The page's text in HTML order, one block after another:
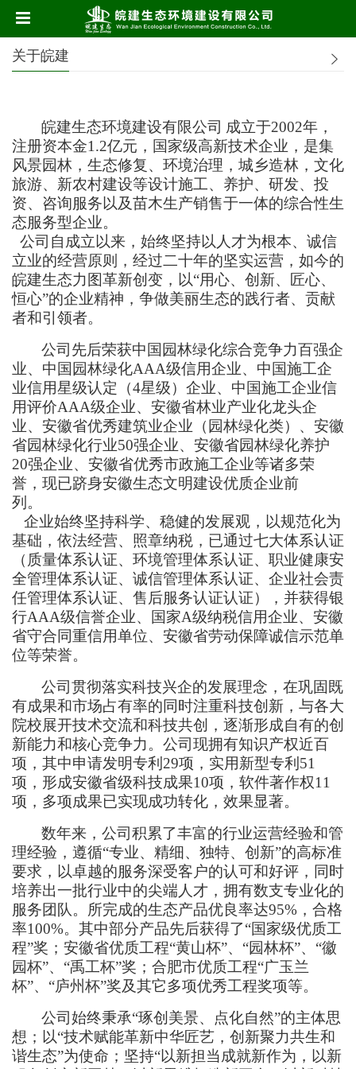
关于皖建
皖建生态环境建设有限公司 成立于2002年，
注册资本金1.2亿元， 国家级高新技术企业 ，是集
风景园林，生态修复、环境治理，城乡造林，文化
旅游、新农村建设等设计施工、养护、研发、投
资、咨询服务以及苗木生产销售于一体的综合性生
态服务型企业。
公司自成立以来，始终坚持以人才为根本、诚信
立业的经营原则
， 经过二十年的坚实运营，如今的
皖建生态力图革新创变，以“用心、创新、匠心、
恒心”的企业精神 ，争做美丽生态的践行者、贡献
者和引领者。
公司先后荣获中国园林绿化综合竞争力百强企
业、中国园林绿化AAA级信用企业、中国施工企
业信用星级认定（4星级）企业、中国施工企业信
用评价AAA级企业、安徽省林业产业化龙头企
业、安徽省优秀建筑业企业（园林绿化类）、安徽
省园林绿化行业50强企业、安徽省园林绿化养护
20强企业、安徽省优秀市政施工企业等诸多荣
誉，现已跻身安徽生态文明建设优质企业前
列。
企业始终坚持科学、稳健的发展观，以规范化为
基础，依法经营、照章纳税，已通过七大体系认证
（质量体系认证、环境管理体系认证、职业健康安
全管理体系认证、诚信管理体系认证、企业社会责
任管理体系认证、售后服务认证认证），并获得银
行AAA级信誉企业、国家A级纳税信用企业、安徽
省守合同重信用单位、安徽省劳动保障诚信示范单
位等荣誉。
公司贯彻落实科技兴企的发展理念 ，在巩固既
有成果和市场占有率的同时注重科技创新，与各大
院校展开技术交流和科技共创，逐渐形成自有的创
新能力和核心竞争力。公司现拥有知识产权近百
项，其中申请发明专利29项，实用新型专利51
项，形成安徽省级科技成果10项，软件著作权11
项，多项成果已实现成功转化，效果显著。
数年来， 公司积累了丰富的行业运营经验和管
理经验 ，遵循“专业、精细、独特、创新”的高标准
要求 ，以卓越的服务深受客户的认可和好评，同时
培养出一批行业中的尖端人才，拥有数支专业化的
服务团队。所完成的生态产品优良率达95%，合格
率100%。其中部分产品先后获得了“国家级优质工
程”奖；安徽省优质工程“黄山杯”、“园林杯”、“徽
园杯”、“禹工杯”奖；合肥市优质工程“广玉兰
杯”、“庐州杯”奖及其它多项优秀工程奖项等。
公司始终秉承“琢创美景、点化自然”的主体思
想 ； 以“技术赋能革新中华匠艺，创新聚力共生和
谐生态”为使命 ； 坚持“以新担当成就新作为，以新